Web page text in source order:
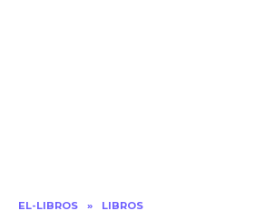
EL-LIBROS » LIBROS